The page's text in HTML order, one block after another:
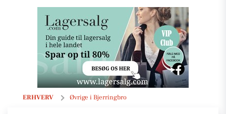
ERHVERV Øvrige i Bjerringbro
Arvids Tagdækning